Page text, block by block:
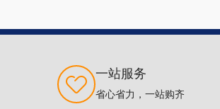
一站服务
省心省力，一站购齐